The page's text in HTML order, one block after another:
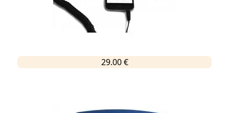
29.00 €